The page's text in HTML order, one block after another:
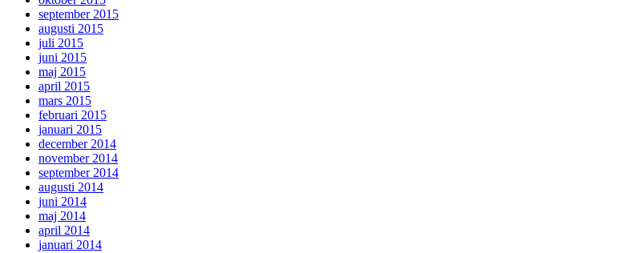
september 2015
augusti 2015
juli 2015
juni 2015
maj 2015
april 2015
mars 2015
februari 2015
januari 2015
december 2014
november 2014
september 2014
augusti 2014
juni 2014
maj 2014
april 2014
januari 2014